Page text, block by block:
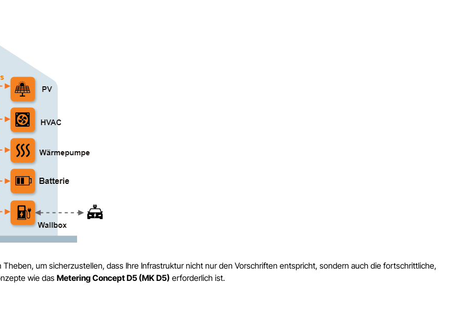
um sicherzustellen, dass Ihre Infrastruktur nicht nur den Vorschriften entspricht, sondern auch die fortschrittliche,
wie das Metering Concept D5 (MK D5) erforderlich ist.